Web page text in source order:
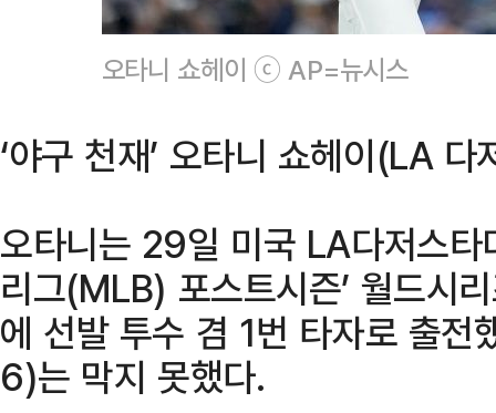
오타니 쇼헤이 ⓒ AP=뉴시스
‘야구 천재’ 오타니 쇼헤이(LA
오타니는 29일 미국 LA다저스
리그(MLB) 포스트시즌’ 월드시
에 선발 투수 겸 1번 타자로 출
6)는 막지 못했다.